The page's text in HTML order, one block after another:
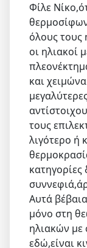
Φίλε
όλους τους
οι ηλιακοί
και
τους
λιγότερο ή
κατηγορίες
Αυτά
μόνο στη
ηλιακών με
εδώ,είναι